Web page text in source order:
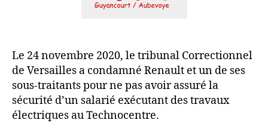
Le 24 novembre 2020, le tribunal Correctionnel
de Versailles a condamné Renault et un de ses
sous-traitants pour ne pas avoir assuré la
sécurité d’un salarié exécutant des travaux
électriques au Technocentre.